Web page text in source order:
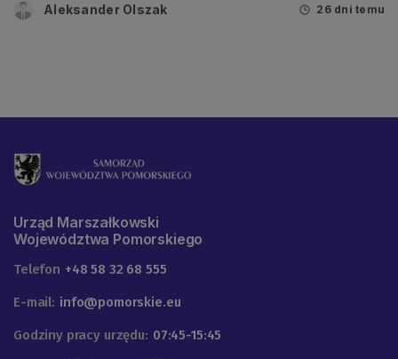
Aleksander Olszak 26 dni temu
Urząd Marszałkowski
Województwa Pomorskiego
Telefon +48 58 32 68 555
E-mail: info@pomorskie.eu
Godziny pracy urzędu: 07:45-15:45